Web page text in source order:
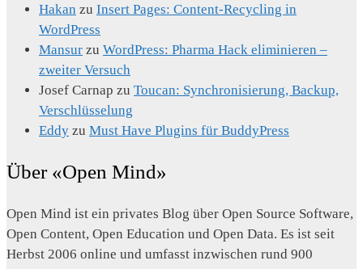
Hakan zu Insert Pages: Content-Recycling in
WordPress
Mansur zu WordPress: Pharma Hack eliminieren –
zweiter Versuch
Josef Carnap zu Toucan: Synchronisierung, Backup,
Verschlüsselung
Eddy zu Must Have Plugins für BuddyPress
Über «Open Mind»
Open Mind ist ein privates Blog über Open Source Software,
Open Content, Open Education und Open Data. Es ist seit
Herbst 2006 online und umfasst inzwischen rund 900